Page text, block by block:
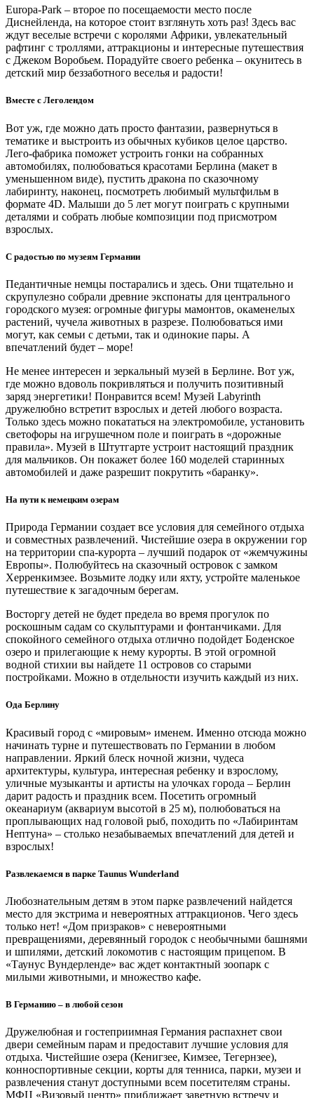
Europa-Park – второе по посещаемости место после
Диснейленда, на которое стоит взглянуть хоть раз! Здесь вас
ждут веселые встречи с королями Африки, увлекательный
рафтинг с троллями, аттракционы и интересные путешествия
с Джеком Воробьем. Порадуйте своего ребенка – окунитесь в
детский мир беззаботного веселья и радости!
Вместе с Леголендом
Вот уж, где можно дать просто фантазии, развернуться в
тематике и выстроить из обычных кубиков целое царство.
Лего-фабрика поможет устроить гонки на собранных
автомобилях, полюбоваться красотами Берлина (макет в
уменьшенном виде), пустить дракона по сказочному
лабиринту, наконец, посмотреть любимый мультфильм в
формате 4D. Малыши до 5 лет могут поиграть с крупными
деталями и собрать любые композиции под присмотром
взрослых.
С радостью по музеям Германии
Педантичные немцы постарались и здесь. Они тщательно и
скрупулезно собрали древние экспонаты для центрального
городского музея: огромные фигуры мамонтов, окаменелых
растений, чучела животных в разрезе. Полюбоваться ими
могут, как семьи с детьми, так и одинокие пары. А
впечатлений будет – море!
Не менее интересен и зеркальный музей в Берлине. Вот уж,
где можно вдоволь покривляться и получить позитивный
заряд энергетики! Понравится всем! Музей Labyrinth
дружелюбно встретит взрослых и детей любого возраста.
Только здесь можно покататься на электромобиле, установить
светофоры на игрушечном поле и поиграть в «дорожные
правила». Музей в Штутгарте устроит настоящий праздник
для мальчиков. Он покажет более 160 моделей старинных
автомобилей и даже разрешит покрутить «баранку».
На пути к немецким озерам
Природа Германии создает все условия для семейного отдыха
и совместных развлечений. Чистейшие озера в окружении гор
на территории спа-курорта – лучший подарок от «жемчужины
Европы». Полюбуйтесь на сказочный островок с замком
Херренкимзее. Возьмите лодку или яхту, устройте маленькое
путешествие к загадочным берегам.
Восторгу детей не будет предела во время прогулок по
роскошным садам со скульптурами и фонтанчиками. Для
спокойного семейного отдыха отлично подойдет Боденское
озеро и прилегающие к нему курорты. В этой огромной
водной стихии вы найдете 11 островов со старыми
постройками. Можно в отдельности изучить каждый из них.
Ода Берлину
Красивый город с «мировым» именем. Именно отсюда можно
начинать турне и путешествовать по Германии в любом
направлении. Яркий блеск ночной жизни, чудеса
архитектуры, культура, интересная ребенку и взрослому,
уличные музыканты и артисты на улочках города – Берлин
дарит радость и праздник всем. Посетить огромный
океанариум (аквариум высотой в 25 м), полюбоваться на
проплывающих над головой рыб, походить по «Лабиринтам
Нептуна» – столько незабываемых впечатлений для детей и
взрослых!
Развлекаемся в парке Taunus Wunderland
Любознательным детям в этом парке развлечений найдется
место для экстрима и невероятных аттракционов. Чего здесь
только нет! «Дом призраков» с невероятными
превращениями, деревянный городок с необычными башнями
и шпилями, детский локомотив с настоящим прицепом. В
«Таунус Вундерленде» вас ждет контактный зоопарк с
милыми животными, и множество кафе.
В Германию – в любой сезон
Дружелюбная и гостеприимная Германия распахнет свои
двери семейным парам и предоставит лучшие условия для
отдыха. Чистейшие озера (Кенигзее, Кимзее, Тегернзее),
конноспортивные секции, корты для тенниса, парки, музеи и
развлечения станут доступными всем посетителям страны.
МФЦ «Визовый центр» приближает заветную встречу и